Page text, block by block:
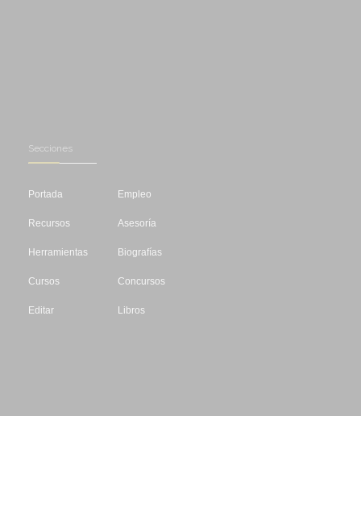
Secciones
Portada
Recursos
Herramientas
Cursos
Editar
Empleo
Asesoría
Biografías
Concursos
Libros